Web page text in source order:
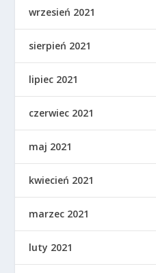
wrzesień 2021
sierpień 2021
lipiec 2021
czerwiec 2021
maj 2021
kwiecień 2021
marzec 2021
luty 2021